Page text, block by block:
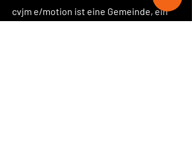
cvjm e/motion ist eine Gemeinde, ein
Zuhause für viele Einzelne.